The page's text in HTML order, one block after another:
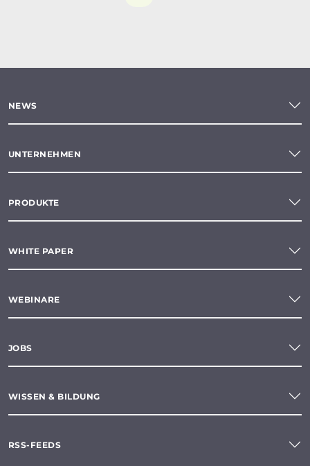
NEWS
UNTERNEHMEN
PRODUKTE
WHITE PAPER
WEBINARE
JOBS
WISSEN & BILDUNG
RSS-FEEDS